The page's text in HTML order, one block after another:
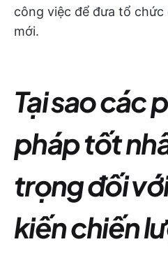
công việc để đưa tổ
mới.
Tại sao các
pháp tốt
trọng đối
kiến chiến